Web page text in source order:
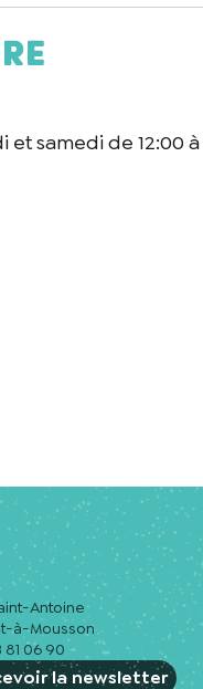
samedi de 12:00 à
Antoine
à-Mousson
81 06 90
la newsletter